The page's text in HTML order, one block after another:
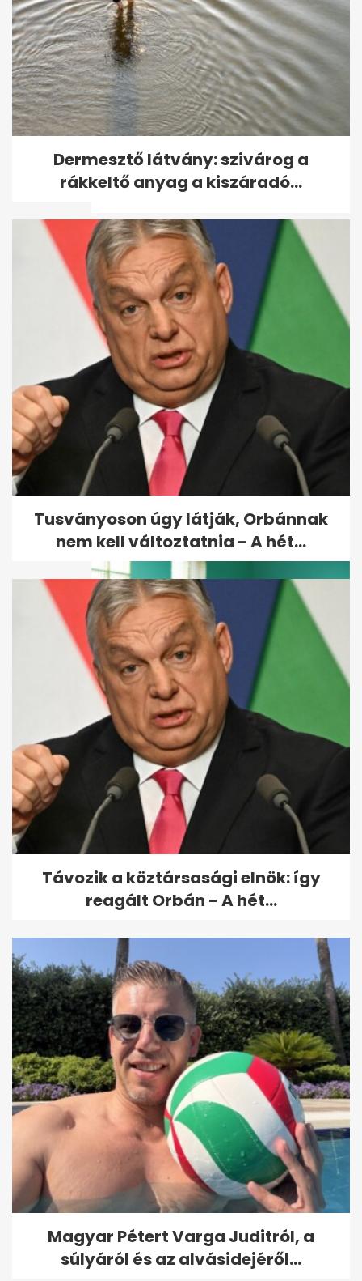
Autó hajtott a tömegbe egy
németországi karácsonyi
vásáron
Szabálytalanul előzött, Volán-
buszt döntött árokba 38
utassal
Sürgősen vérre van szüksége
a Jóban Rosszban...
Dermesztő látvány: szivárog a
rákkeltő anyag a kiszáradó...
Tusványoson úgy látják, Orbánnak
nem kell változtatnia - A hét...
Távozik a köztársasági elnök: így
reagált Orbán - A hét...
Magyar Pétert Varga Juditról, a
súlyáról és az alvásidejéről...